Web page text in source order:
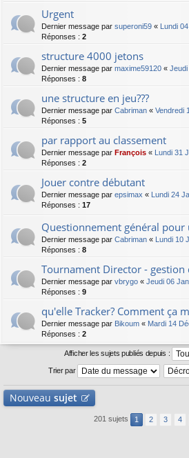
Urgent
Dernier message par superoni59 «
Lundi
Réponses : 2
structure 4000 jetons
Dernier message par maxime59120 « Jeudi
Réponses : 8
une structure en jeu???
Dernier message par Cabriman « Vendredi
Réponses : 5
par rapport au classement
Dernier message par François «
Lundi 31
Réponses : 2
Jouer contre débutant
Dernier message par epsimax «
Lundi 24
Réponses : 17
Questionnement général pour
Dernier message par Cabriman «
Lundi 10
Réponses : 8
Tournament Director - gestion
Dernier message par vbrygo « Jeudi 06
Réponses : 9
qu'elle Tracker? Comment ça
Dernier message par Bikoum « Mardi 14
Réponses : 2
Afficher les sujets publiés depuis :
Trier par
Nouveau sujet
201 sujets 1 2 3 4